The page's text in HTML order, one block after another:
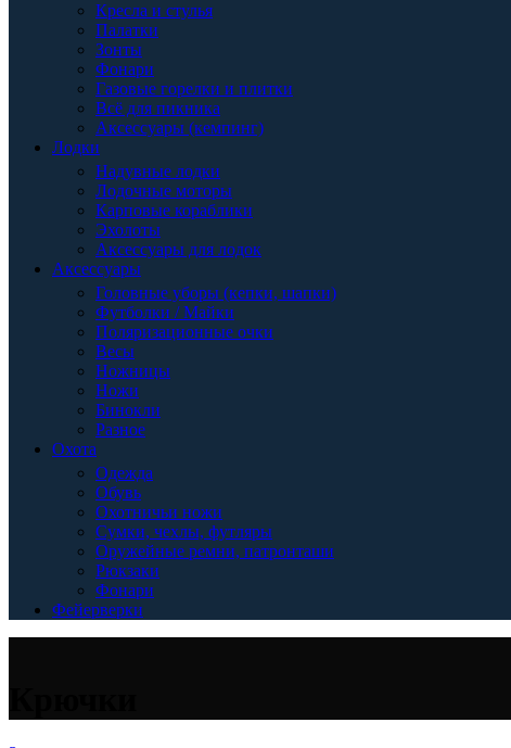
Кресла и стулья
Палатки
Зонты
Фонари
Газовые горелки и плитки
Всё для пикника
Аксессуары (кемпинг)
Лодки
Надувные лодки
Лодочные моторы
Карповые кораблики
Эхолоты
Аксессуары для лодок
Аксессуары
Головные уборы (кепки, шапки)
Футболки / Майки
Поляризационные очки
Весы
Ножницы
Ножи
Бинокли
Разное
Охота
Одежда
Обувь
Охотничьи ножи
Сумки, чехлы, футляры
Оружейные ремни, патронташи
Рюкзаки
Фонари
Фейерверки